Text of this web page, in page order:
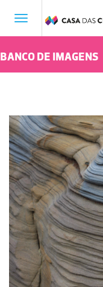
Toggle
BANCO DE IMAGENS